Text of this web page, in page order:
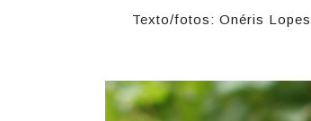
Texto/fotos: Onéris